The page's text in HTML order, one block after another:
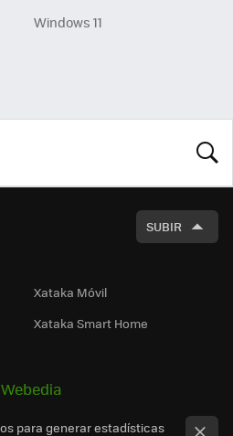
Windows 11
SUBIR
Xataka Móvil
Xataka Smart Home
para generar estadísticas